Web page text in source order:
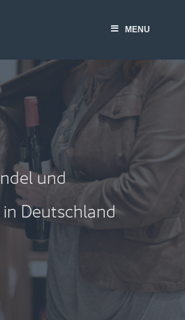
MENU
und
Deutschland